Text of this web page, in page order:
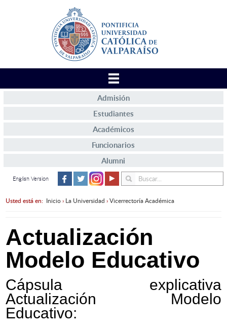
Admisión
Estudiantes
Académicos
Funcionarios
Alumni
English Version
Usted está en: Inicio› La Universidad ›Vicerrectoría Académica
Actualización
Modelo Educativo
Cápsula explicativa
Actualización Modelo
Educativo: